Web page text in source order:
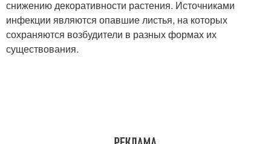
снижению декоративности растения. Источниками
инфекции являются опавшие листья, на которых
сохраняются возбудители в разных формах их
существования.